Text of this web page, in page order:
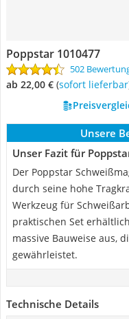
Poppstar 1010477
502
ab 22,00 € ( Sofort lieferbar
Unsere
Unser Fazit für
Der Poppstar
durch seine hohe
Werkzeug für
praktischen Set
massive Bauweise aus,
gewährleistet.
Technische Details